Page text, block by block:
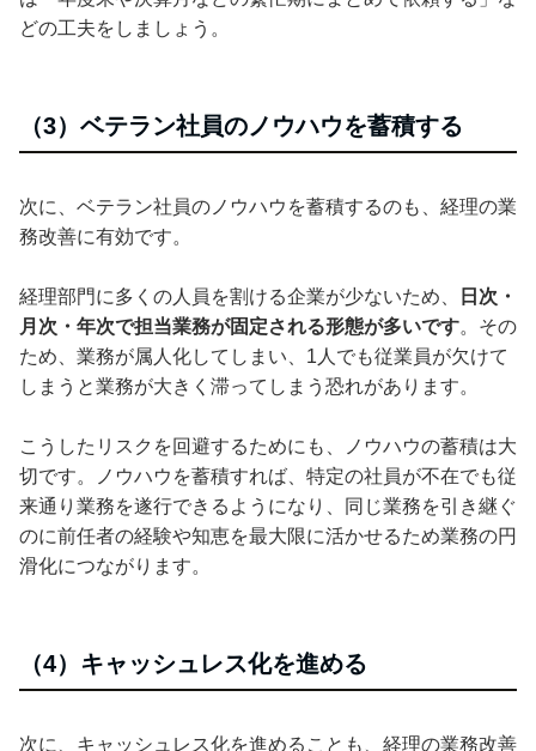
どの工夫をしましょう。
（3）ベテラン社員のノウハウを蓄積する
次に、ベテラン社員のノウハウを蓄積するのも、経理の業
務改善に有効です。
経理部門に多くの人員を割ける企業が少ないため、
日次・
月次・年次で担当業務が固定される形態が多いです。その
ため、業務が属人化してしまい、1人でも従業員が欠けて
しまうと業務が大きく滞ってしまう恐れがあります。
こうしたリスクを回避するためにも、ノウハウの蓄積は大
切です。ノウハウを蓄積すれば、特定の社員が不在でも従
来通り業務を遂行できるようになり、同じ業務を引き継ぐ
のに前任者の経験や知恵を最大限に活かせるため業務の円
滑化につながります。
（4）キャッシュレス化を進める
次に、キャッシュレス化を進めることも、経理の業務改善